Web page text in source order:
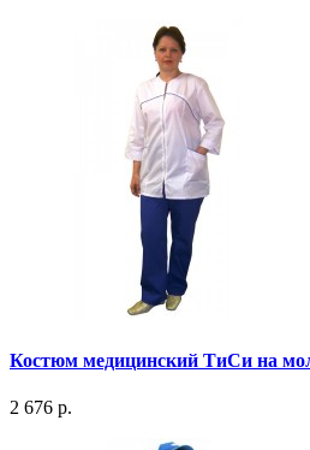
Костюм медицинский ТиСи на
2 676 р.